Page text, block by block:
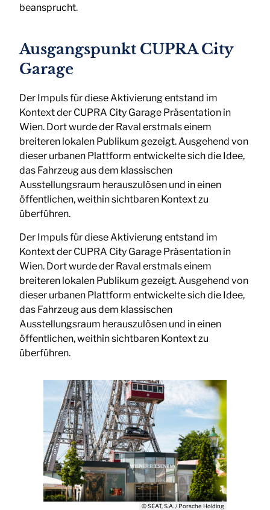
beansprucht.
Ausgangspunkt CUPRA City
Garage
Der Impuls für diese Aktivierung entstand im
Kontext der CUPRA City Garage Präsentation in
Wien. Dort wurde der Raval erstmals einem
breiteren lokalen Publikum gezeigt. Ausgehend von
dieser urbanen Plattform entwickelte sich die Idee,
das Fahrzeug aus dem klassischen
Ausstellungsraum herauszulösen und in einen
öffentlichen, weithin sichtbaren Kontext zu
überführen.
Der Impuls für diese Aktivierung entstand im
Kontext der CUPRA City Garage Präsentation in
Wien. Dort wurde der Raval erstmals einem
breiteren lokalen Publikum gezeigt. Ausgehend von
dieser urbanen Plattform entwickelte sich die Idee,
das Fahrzeug aus dem klassischen
Ausstellungsraum herauszulösen und in einen
öffentlichen, weithin sichtbaren Kontext zu
überführen.
© SEAT, S.A. / Porsche Holding